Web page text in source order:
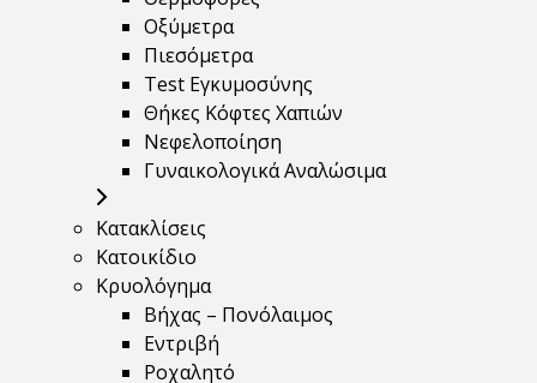
Οξύμετρα
Πιεσόμετρα
Test Εγκυμοσύνης
Θήκες Κόφτες Χαπιών
Νεφελοποίηση
Γυναικολογικά Αναλώσιμα
Κατακλίσεις
Κατοικίδιο
Κρυολόγημα
Βήχας – Πονόλαιμος
Εντριβή
Ροχαλητό